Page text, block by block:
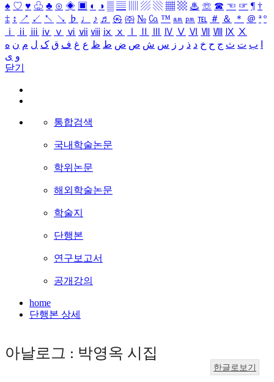
♠ ♡ ♥ ♧ ♣ ⊙ ◈ ▣ ◐ ◑ ▒ ▤ ▨ ▧ ▦ ▩ ♨ ☏ ☎ ☜ ☞ ¶ †
‡ ↕ ↗ ↙ ↖ ↘ ♭ ♩ ♪ ♬ ㉿ ㈜ № ㏇ ™ ㏂ ㏘ ℡ ＃ ＆ ＊ ＠ ª º
ⅰ
ⅱ ⅲ ⅳ ⅴ ⅵ ⅶ ⅷ ⅸ ⅹ Ⅳ Ⅴ Ⅵ Ⅶ Ⅷ Ⅸ Ⅹ
ب ت ث ج ح خ د ذ ر ز س ش ص ض ط ظ ع غ ف ق ک ل م ن ه
و ی
닫기
통합검색
국내학술논문
학위논문
해외학술논문
학술지
단행본
연구보고서
공개강의
home
단행본 상세
아날로그 : 박영옥 시집
한글로보기